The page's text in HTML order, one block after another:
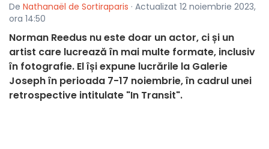
De Nathanaël de Sortiraparis · Actualizat 12 noiembrie 2023,
ora 14:50
Norman Reedus nu este doar un actor, ci și un
artist care lucrează în mai multe formate, inclusiv
în fotografie. El își expune lucrările la Galerie
Joseph în perioada 7-17 noiembrie, în cadrul unei
retrospective intitulate "In Transit".